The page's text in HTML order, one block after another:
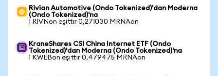
Rivian Automotive (Ondo Tokenized)'dan Moderna
(Ondo Tokenized)'na
1 RIVNon eşittir 0,271030 MRNAon
KraneShares CSI China Internet ETF (Ondo
Tokenized)'dan Moderna (Ondo Tokenized)'na
1 KWEBon eşittir 0,479475 MRNAon